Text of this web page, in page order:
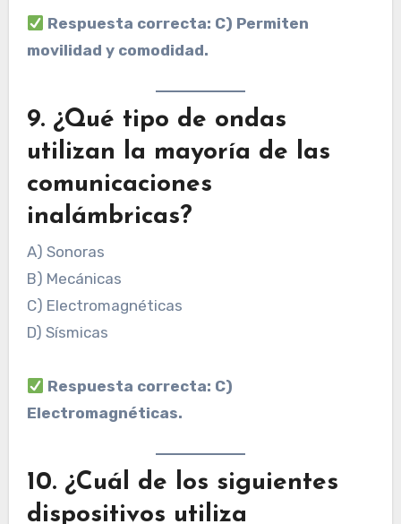
Respuesta correcta: C) Permiten
movilidad y comodidad.
9. ¿Qué tipo de ondas
utilizan la mayoría de las
comunicaciones
inalámbricas?
A) Sonoras
B) Mecánicas
C) Electromagnéticas
D) Sísmicas
Respuesta correcta: C)
Electromagnéticas.
10. ¿Cuál de los siguientes
dispositivos utiliza